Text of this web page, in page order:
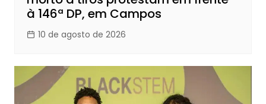
à 146ª DP, em Campos
10 de agosto de 2026